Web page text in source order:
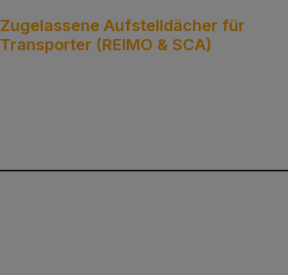
Zugelassene Aufstelldächer für
Transporter (REIMO & SCA)